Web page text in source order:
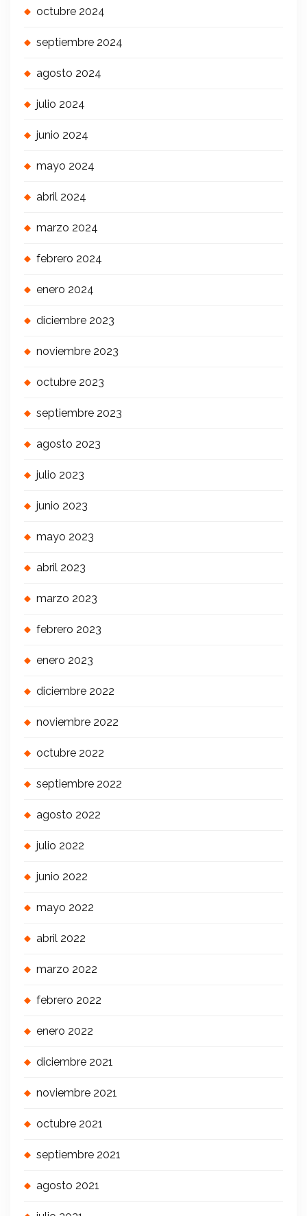
octubre 2024
septiembre 2024
agosto 2024
julio 2024
junio 2024
mayo 2024
abril 2024
marzo 2024
febrero 2024
enero 2024
diciembre 2023
noviembre 2023
octubre 2023
septiembre 2023
agosto 2023
julio 2023
junio 2023
mayo 2023
abril 2023
marzo 2023
febrero 2023
enero 2023
diciembre 2022
noviembre 2022
octubre 2022
septiembre 2022
agosto 2022
julio 2022
junio 2022
mayo 2022
abril 2022
marzo 2022
febrero 2022
enero 2022
diciembre 2021
noviembre 2021
octubre 2021
septiembre 2021
agosto 2021